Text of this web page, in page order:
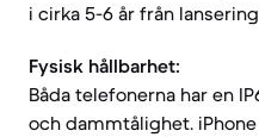
i cirka 5-6 år från
Fysisk hållbarhet:
Båda telefonerna har en
och dammtålighet.